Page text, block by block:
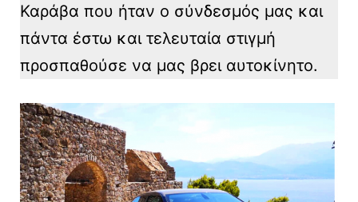
Καράβα που ήταν ο σύνδεσμός μας και
πάντα έστω και τελευταία στιγμή
προσπαθούσε να μας βρει αυτοκίνητο.